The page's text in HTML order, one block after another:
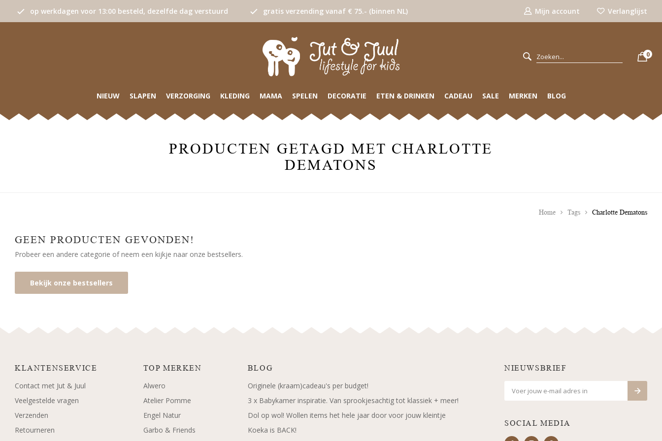
op werkdagen voor 13:00 besteld, dezelfde dag verstuurd gratis verzending vanaf € 75.- (binnen NL) Mijn account Verlanglijst
0
NIEUW SLAPEN VERZORGING KLEDING MAMA SPELEN DECORATIE ETEN & DRINKEN CADEAU SALE MERKEN BLOG
PRODUCTEN GETAGD MET CHARLOTTE
DEMATONS
Home Tags Charlotte Dematons
GEEN PRODUCTEN GEVONDEN!
Probeer een andere categorie of neem een kijkje naar onze bestsellers.
Bekijk onze bestsellers
KLANTENSERVICE
Contact met Jut & Juul
Veelgestelde vragen
Verzenden
Retourneren
TOP MERKEN
Alwero
Atelier Pomme
Engel Natur
Garbo & Friends
BLOG
Originele (kraam)cadeau's per budget!
3 x Babykamer inspiratie. Van sprookjesachtig tot klassiek + meer!
Dol op wol! Wollen items het hele jaar door voor jouw kleintje
Koeka is BACK!
NIEUWSBRIEF
SOCIAL MEDIA